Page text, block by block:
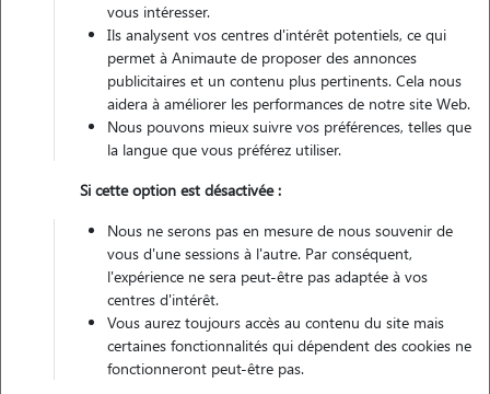
Contacter
L'envoi d'une demande est sans engagement
Motivation
je souhaite me reconvertir professionnellement et en faire mon
activité principale afin de lier l'utile à l'agréable . passionné par les
animaux depuis l'enfance, je suis déterminée à leurs apporter les
meilleurs soins possibles
vous intéresser.
Ils analysent vos centres d'intérêt potentiels, ce qui
permet à Animaute de proposer des annonces
publicitaires et un contenu plus pertinents. Cela nous
aidera à améliorer les performances de notre site Web.
Nous pouvons mieux suivre vos préférences, telles que
la langue que vous préférez utiliser.
Si cette option est désactivée :
Nous ne serons pas en mesure de nous souvenir de
vous d'une sessions à l'autre. Par conséquent,
l'expérience ne sera peut-être pas adaptée à vos
centres d'intérêt.
Vous aurez toujours accès au contenu du site mais
certaines fonctionnalités qui dépendent des cookies ne
fonctionneront peut-être pas.